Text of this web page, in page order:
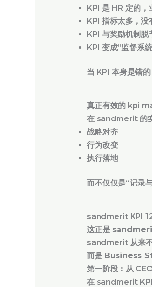
KPI 是 HR 定的，
KPI 指标太多，没
KPI 与奖励机制脱
KPI 变成“监督系
当 KPI 本身是错
真正有效的 kpi
在 sandmerit 的
战略对齐
行为改变
执行落地
而不仅仅是“记录与
sandmerit KPI
这正是
sandmerit 从来
而是 Business
第一阶段：从
在 sandmerit KPI